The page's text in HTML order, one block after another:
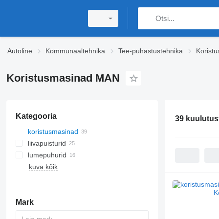
Autoline Kommunaaltehnika Tee-puhastustehnika
Koristusmasinad MAN
Kategooria
koristusmasinad
liivapuisturid
lumepuhurid
kuva kõik
Mark
39